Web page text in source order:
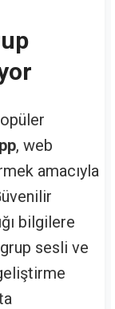
, web
amacıyla
bilgilere
sesli ve